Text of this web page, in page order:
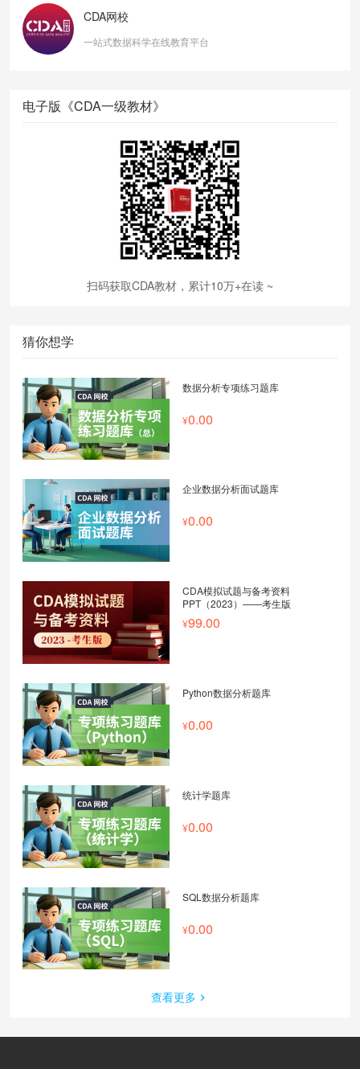
CDA网校
一站式数据科学在线教育平台
电子版《CDA一级教材》
扫码获取CDA教材，累计10万+在读 ~
猜你想学
数据分析专项练习题库
0.00
企业数据分析面试题库
0.00
CDA模拟试题与备考资料
PPT（2023）——考生版
99.00
Python数据分析题库
0.00
统计学题库
0.00
SQL数据分析题库
0.00
查看更多